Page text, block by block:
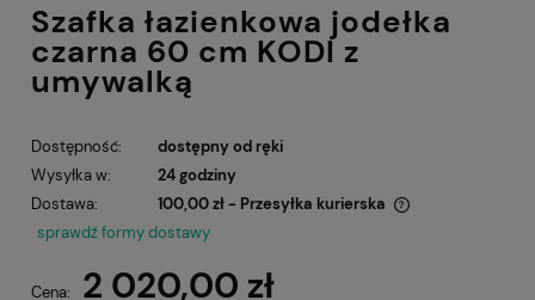
Szafka łazienkowa jodełka
czarna 60 cm KODI z
umywalką
Dostępność:
dostępny od ręki
Wysyłka w:
24 godziny
Dostawa:
100,00 zł - Przesyłka kurierska
Cena nie zawiera ewentualnych kosztów płatności
sprawdź formy dostawy
Cena: 2 020,00 zł